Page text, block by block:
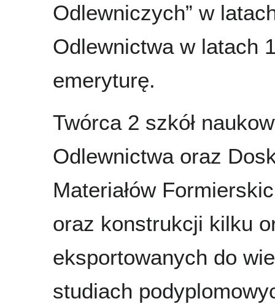
Odlewniczych” w
Odlewnictwa w latach
emeryturę.
Twórca 2 szkół
Odlewnictwa oraz
Materiałów
oraz konstrukcji kilku
eksportowanych do
studiach